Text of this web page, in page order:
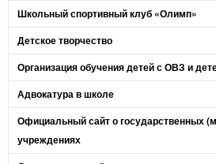
Школьный спортивный клуб «Олимп»
Детское творчество
Организация обучения детей с ОВЗ и
Адвокатура в школе
Официальный сайт о государственных
учреждениях